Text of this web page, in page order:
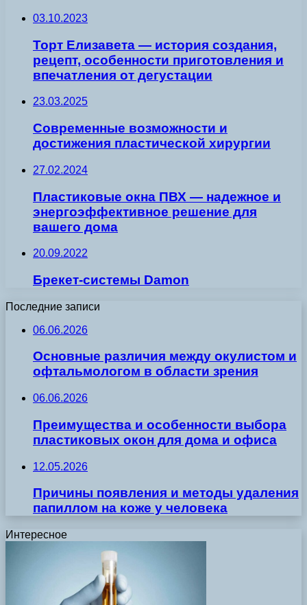
03.10.2023
Торт Елизавета — история создания,
рецепт, особенности приготовления и
впечатления от дегустации
23.03.2025
Современные возможности и
достижения пластической хирургии
27.02.2024
Пластиковые окна ПВХ — надежное и
энергоэффективное решение для
вашего дома
20.09.2022
Брекет-сиcтемы Damon
Последние записи
06.06.2026
Основные различия между окулистом и
офтальмологом в области зрения
06.06.2026
Преимущества и особенности выбора
пластиковых окон для дома и офиса
12.05.2026
Причины появления и методы удаления
папиллом на коже у человека
Интересное